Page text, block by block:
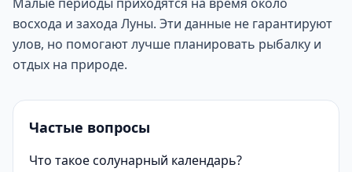
восхода и захода Луны. Эти данные не гарантируют
улов, но помогают лучше планировать рыбалку и
отдых на природе.
Частые вопросы
Что такое солунарный календарь?